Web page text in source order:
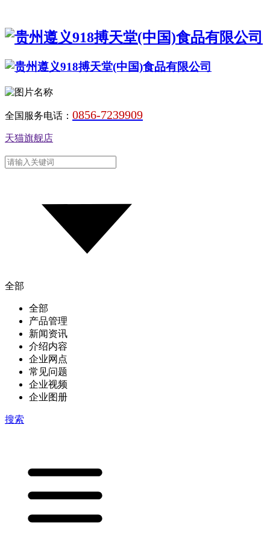
全国服务电话： 0856-7239909
天猫旗舰店
全部
全部
产品管理
新闻资讯
介绍内容
企业网点
常见问题
企业视频
企业图册
搜索